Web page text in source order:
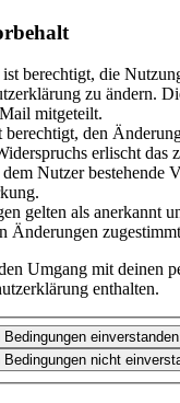
berechtigt, die
zu ändern.
mitgeteilt.
den
erlischt das
Nutzer bestehende
gelten als anerkannt
Änderungen
Umgang mit deinen
enthalten.